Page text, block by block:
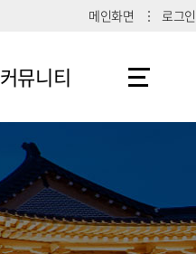
메인화면 로그인
커뮤니티
공지사항